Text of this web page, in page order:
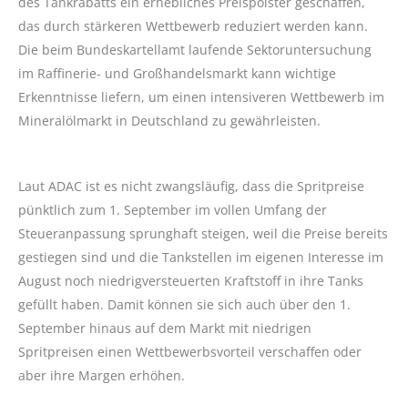
das durch stärkeren Wettbewerb reduziert werden kann.
Die beim Bundeskartellamt laufende Sektoruntersuchung
im Raffinerie- und Großhandelsmarkt kann wichtige
Erkenntnisse liefern, um einen intensiveren Wettbewerb im
Mineralölmarkt in Deutschland zu gewährleisten.
Laut ADAC ist es nicht zwangsläufig, dass die Spritpreise
pünktlich zum 1. September im vollen Umfang der
Steueranpassung sprunghaft steigen, weil die Preise bereits
gestiegen sind und die Tankstellen im eigenen Interesse im
August noch niedrigversteuerten Kraftstoff in ihre Tanks
gefüllt haben. Damit können sie sich auch über den 1.
September hinaus auf dem Markt mit niedrigen
Spritpreisen einen Wettbewerbsvorteil verschaffen oder
aber ihre Margen erhöhen.